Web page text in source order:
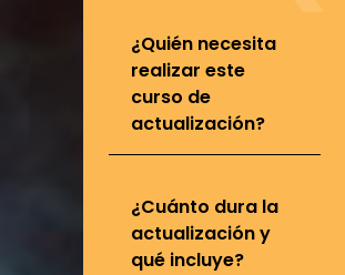
¿Quién necesita
realizar este
curso de
actualización?
¿Cuánto dura la
actualización y
qué incluye?